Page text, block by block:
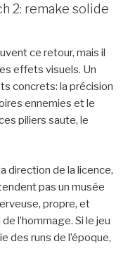
2: remake solide
ce retour, mais il
effets visuels. Un
concrets: la précision
ennemies et le
piliers saute, le
direction de la licence,
pas un musée
propre, et
l’hommage. Si le jeu
des runs de l’époque,